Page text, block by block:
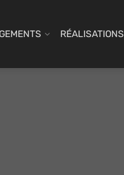
RÉALISATIONS